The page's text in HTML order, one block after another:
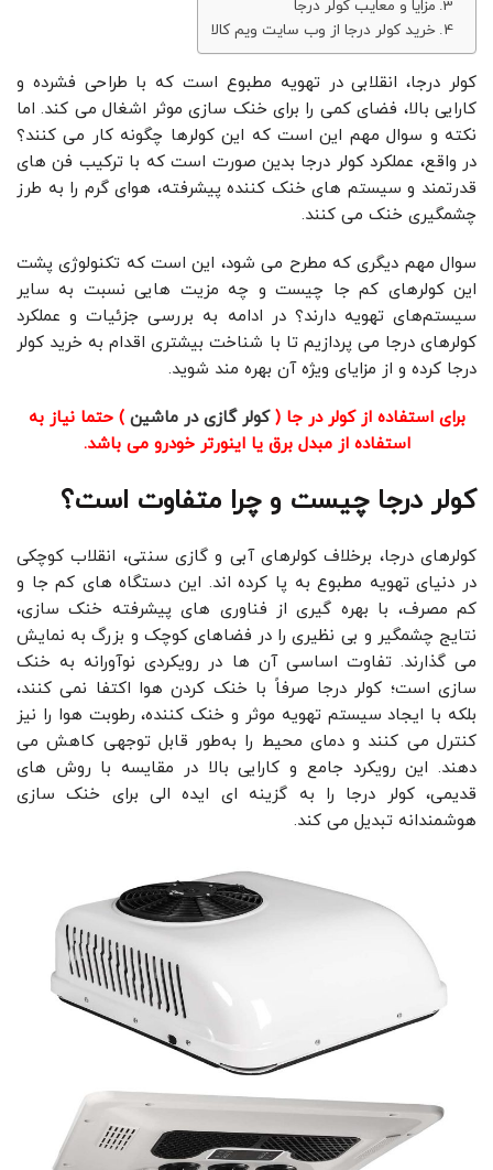
مزایا و معایب کولر درجا
خرید کولر درجا از وب سایت ویم کالا
کولر درجا، انقلابی در تهویه مطبوع است که با طراحی فشرده و
کارایی بالا، فضای کمی را برای خنک ‌سازی موثر اشغال می ‌کند. اما
نکته و سوال مهم این است که این کولرها چگونه کار می ‌کنند؟
در واقع، عملکرد کولر درجا بدین صورت است که با ترکیب فن‌ های
قدرتمند و سیستم ‌های خنک‌ کننده پیشرفته، هوای گرم را به طرز
چشمگیری خنک می ‌کنند.
سوال مهم دیگری که مطرح می شود، این است که تکنولوژی پشت
این کولرهای کم ‌جا چیست و چه مزیت‌ هایی نسبت به سایر
سیستم‌های تهویه دارند؟ در ادامه به بررسی جزئیات و عملکرد
کولرهای درجا می‌ پردازیم تا با شناخت بیشتری اقدام به خرید کولر
درجا کرده و از مزایای ویژه آن بهره مند شوید.
برای استفاده از کولر در جا (کولر گازی در ماشین ) حتما نیاز به
استفاده از مبدل برق یا اینورتر خودرو می باشد.
کولر درجا چیست و چرا متفاوت است؟
کولرهای درجا، برخلاف کولرهای آبی و گازی سنتی، انقلاب کوچکی
در دنیای تهویه مطبوع به پا کرده‌ اند. این دستگاه ‌های کم‌ جا و
کم‌ مصرف، با بهره ‌گیری از فناوری‌ های پیشرفته خنک ‌سازی،
نتایج چشمگیر و بی ‌نظیری را در فضاهای کوچک و بزرگ به نمایش
می ‌گذارند. تفاوت اساسی آن‌ ها در رویکردی نوآورانه به خنک‌
سازی است؛ کولر درجا صرفاً با خنک کردن هوا اکتفا نمی ‌کنند،
بلکه با ایجاد سیستم تهویه موثر و خنک‌ کننده، رطوبت هوا را نیز
کنترل می ‌کنند و دمای محیط را به‌طور قابل توجهی کاهش می
‌دهند. این رویکرد جامع و کارایی بالا در مقایسه با روش‌ های
قدیمی، کولر درجا را به گزینه ای ایده ‌الی برای خنک ‌سازی
هوشمندانه تبدیل می ‌کند.